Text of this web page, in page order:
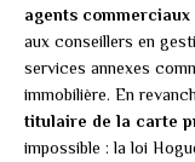
agents
aux conseillers en
services annexes
immobilière. En
titulaire de la carte
impossible : la loi